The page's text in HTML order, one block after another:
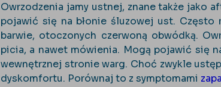
Owrzodzenia jamy ustnej, znane także jako
pojawić się na błonie śluzowej ust. Często
barwie, otoczonych czerwoną obwódką.
picia, a nawet mówienia. Mogą pojawić się
wewnętrznej stronie warg. Choć zwykle
dyskomfortu. Porównaj to z symptomami